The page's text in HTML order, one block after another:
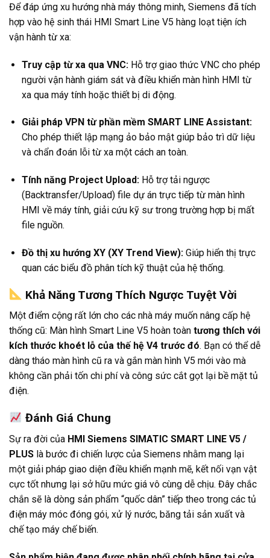
Để đáp ứng xu hướng nhà máy thông minh, Siemens đã tích
hợp vào hệ sinh thái HMI Smart Line V5 hàng loạt tiện ích
vận hành từ xa:
Truy cập từ xa qua VNC:Hỗ trợ giao thức VNC cho phép
người vận hành giám sát và điều khiển màn hình HMI từ
xa qua máy tính hoặc thiết bị di động.
Giải pháp VPN từ phần mềm SMART LINE Assistant:
Cho phép thiết lập mạng ảo bảo mật giúp bảo trì dữ liệu
và chẩn đoán lỗi từ xa một cách an toàn.
Tính năng Project Upload:Hỗ trợ tải ngược
(Backtransfer/Upload) file dự án trực tiếp từ màn hình
HMI về máy tính, giải cứu kỹ sư trong trường hợp bị mất
file nguồn.
Đồ thị xu hướng XY (XY Trend View):Giúp hiển thị trực
quan các biểu đồ phân tích kỹ thuật của hệ thống.
Khả Năng Tương Thích Ngược Tuyệt Vời
Một điểm cộng rất lớn cho các nhà máy muốn nâng cấp hệ
thống cũ: Màn hình Smart Line V5 hoàn toàn tương thích với
kích thước khoét lỗ của thế hệ V4 trước đó. Bạn có thể dễ
dàng tháo màn hình cũ ra và gắn màn hình V5 mới vào mà
không cần phải tốn chi phí và công sức cắt gọt lại bề mặt tủ
điện.
Đánh Giá Chung
Sự ra đời của HMI Siemens SIMATIC SMART LINE V5 /
PLUS là bước đi chiến lược của Siemens nhằm mang lại
một giải pháp giao diện điều khiển mạnh mẽ, kết nối vạn vật
cực tốt nhưng lại sở hữu mức giá vô cùng dễ chịu. Đây chắc
chắn sẽ là dòng sản phẩm “quốc dân” tiếp theo trong các tủ
điện máy móc đóng gói, xử lý nước, băng tải sản xuất và
chế tạo máy chế biến.